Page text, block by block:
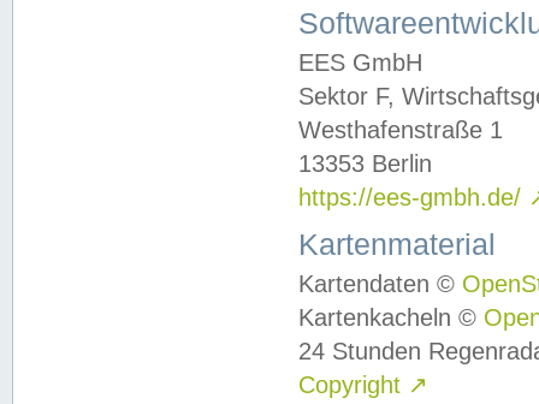
EES GmbH
Sektor F,
Westhafenstraße 1
13353 Berlin
https://ees-gmbh.de/
Kartenmaterial
Kartendaten ©
Kartenkacheln ©
24 Stunden
Copyright ↗